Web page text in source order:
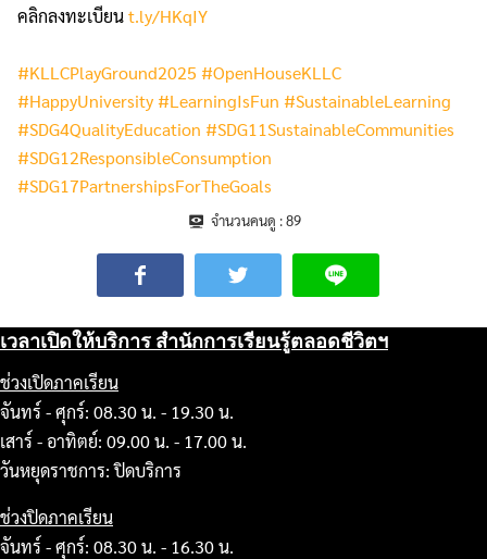
คลิกลงทะเบียนt.ly/HKqIY
#KLLCPlayGround2025 #OpenHouseKLLC
#HappyUniversity#LearningIsFun #SustainableLearning
#SDG4QualityEducation #SDG11SustainableCommunities
#SDG12ResponsibleConsumption
#SDG17PartnershipsForTheGoals
จำนวนคนดู :89
เวลาเปิดให้บริการ สำนักการเรียนรู้ตลอดชีวิตฯ
ช่วงเปิดภาคเรียน
จันทร์ - ศุกร์: 08.30 น. - 19.30 น.
เสาร์ - อาทิตย์: 09.00 น. - 17.00 น.
วันหยุดราชการ: ปิดบริการ
ช่วงปิดภาคเรียน
จันทร์ - ศุกร์: 08.30 น. - 16.30 น.